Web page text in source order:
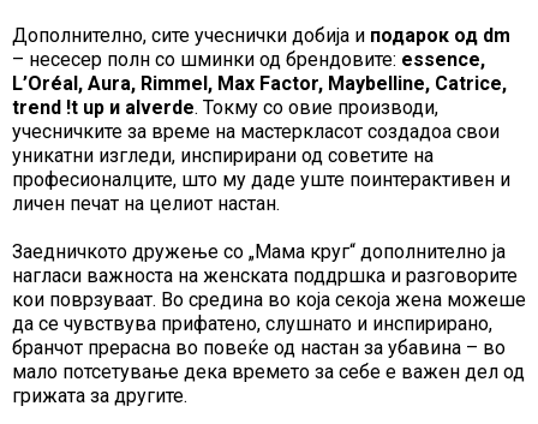
Дополнително, сите учеснички добија и подарок од dm
– несесер полн со шминки од брендовите: essence,
L’Oréal, Aura, Rimmel, Max Factor, Maybelline, Catrice,
trend !t up и alverde. Токму со овие производи,
учесничките за време на мастеркласот создадоа свои
уникатни изгледи, инспирирани од советите на
професионалците, што му даде уште поинтерактивен и
личен печат на целиот настан.
Заедничкото дружење со „Мама круг“ дополнително ја
нагласи важноста на женската поддршка и разговорите
кои поврзуваат. Во средина во која секоја жена можеше
да се чувствува прифатено, слушнато и инспирирано,
бранчот прерасна во повеќе од настан за убавина – во
мало потсетување дека времето за себе е важен дел од
грижата за другите.